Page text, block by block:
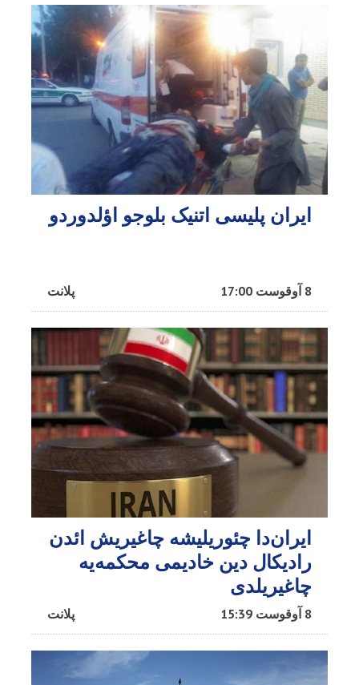
ایران پلیسی اتنیک بلوجو اؤلدوردو
پلانت 8 آوقوست 17:00
ایران‌دا چئوریلیشه چاغیریش ائد‌ن
رادیکال دین خادیمی محکمه‌یه
چاغیریلدی
پلانت 8 آوقوست 15:39